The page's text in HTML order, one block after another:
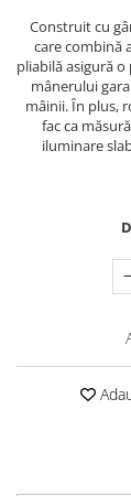
Construit cu
care combină
pliabilă asigură
mânerului
mâinii. În plus,
fac ca
iluminare